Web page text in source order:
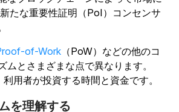
たな重要性証明（PoI）コンセンサ
of-Work （PoW）などの他のコ
ムとさまざまな点で異なります。
用者が投資する時間と資金です。
を理解する